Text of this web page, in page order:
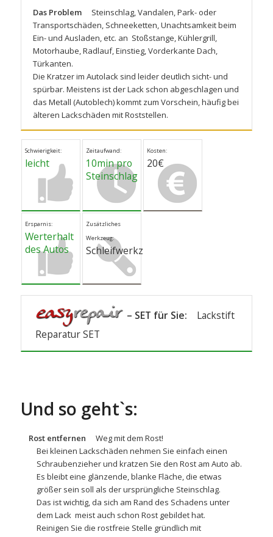
Das Problem
Steinschlag, Vandalen, Park- oder
Transportschäden, Schneeketten, Unachtsamkeit beim
Ein- und Ausladen, etc. an Stoßstange, Kühlergrill,
Motorhaube, Radlauf, Einstieg, Vorderkante Dach,
Türkanten.
Die Kratzer im Autolack sind leider deutlich sicht- und
spürbar. Meistens ist der Lack schon abgeschlagen und
das Metall (Autoblech) kommt zum Vorschein, häufig bei
älteren Lackschäden mit Roststellen.
Schwierigkeit:
leicht
Zeitaufwand:
10min pro
Steinschlag
Kosten:
20€
Ersparnis:
Werterhalt
des Autos
Zusätzliches
Werkzeug:
Schleifwerkzeug
– SET für Sie:
Lackstift
Reparatur SET
Und so geht`s:
Rost entfernen
Weg mit dem Rost!
Bei kleinen Lackschäden nehmen Sie einfach einen
Schraubenzieher und kratzen Sie den Rost am Auto ab.
Es bleibt eine glänzende, blanke Fläche, die etwas
größer sein soll als der ursprüngliche Steinschlag.
Das ist wichtig, da sich am Rand des Schadens unter
dem Lack meist auch schon Rost gebildet hat.
Reinigen Sie die rostfreie Stelle gründlich mit